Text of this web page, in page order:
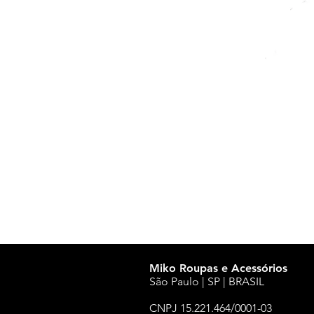
Miko Roupas e Acessórios
São Paulo | SP | BRASIL
CNPJ 15.221.464/0001-03